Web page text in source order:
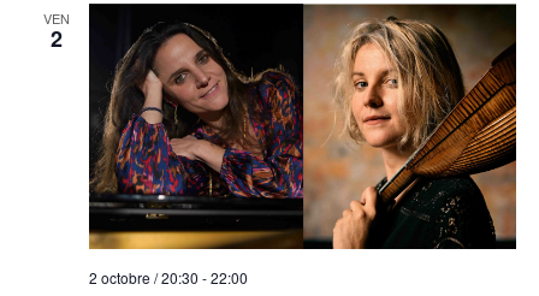
VEN
2
2 octobre / 20:30 -22:00